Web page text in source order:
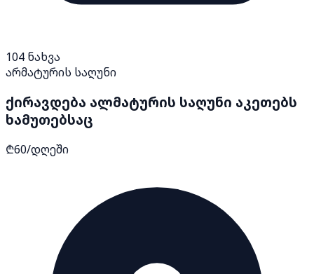
104 ნახვა
არმატურის საღუნი
ქირავდება ალმატურის საღუნი აკეთებს
ხამუთებსაც
₾60/დღეში